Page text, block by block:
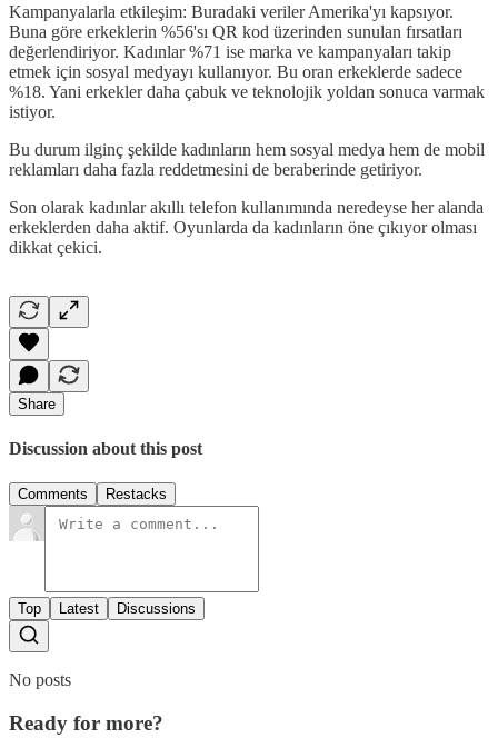
Kampanyalarla etkileşim: Buradaki veriler Amerika'yı kapsıyor.
Buna göre erkeklerin %56'sı QR kod üzerinden sunulan fırsatları
değerlendiriyor. Kadınlar %71 ise marka ve kampanyaları takip
etmek için sosyal medyayı kullanıyor. Bu oran erkeklerde sadece
%18. Yani erkekler daha çabuk ve teknolojik yoldan sonuca varmak
istiyor.
Bu durum ilginç şekilde kadınların hem sosyal medya hem de mobil
reklamları daha fazla reddetmesini de beraberinde getiriyor.
Son olarak kadınlar akıllı telefon kullanımında neredeyse her alanda
erkeklerden daha aktif. Oyunlarda da kadınların öne çıkıyor olması
dikkat çekici.
Share
Discussion about this post
Comments Restacks
Top Latest Discussions
No posts
Ready for more?